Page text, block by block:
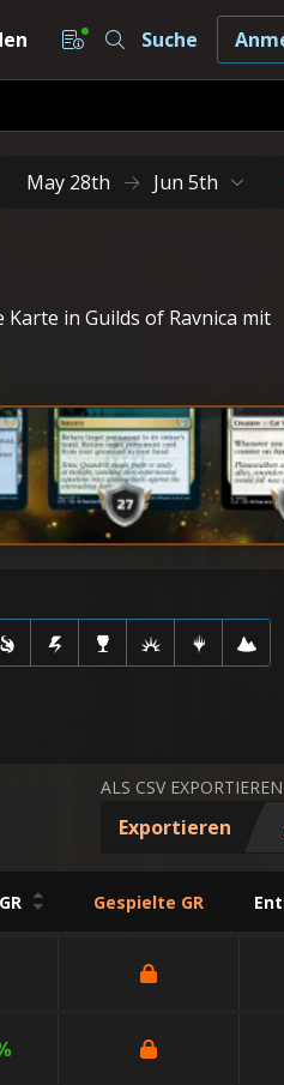
Suche
May 28th Jun 5th
in Guilds of Ravnica mit
ALS CSV EXPORTIEREN
Exportieren
Gespielte GR